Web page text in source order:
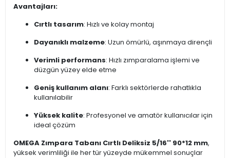
Avantajları:
Cırtlı tasarım: Hızlı ve kolay montaj
Dayanıklı malzeme: Uzun ömürlü, aşınmaya dirençli
Verimli performans: Hızlı zımparalama işlemi ve
düzgün yüzey elde etme
Geniş kullanım alanı: Farklı sektörlerde rahatlıkla
kullanılabilir
Yüksek kalite: Profesyonel ve amatör kullanıcılar için
ideal çözüm
OMEGA Zımpara Tabanı Cırtlı Deliksiz 5/16'' 90*12 mm,
yüksek verimliliği ile her tür yüzeyde mükemmel sonuçlar